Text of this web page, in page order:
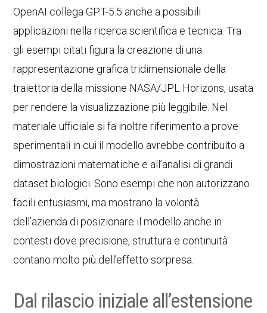
OpenAI collega GPT-5.5 anche a possibili
applicazioni nella ricerca scientifica e tecnica. Tra
gli esempi citati figura la creazione di una
rappresentazione grafica tridimensionale della
traiettoria della missione NASA/JPL Horizons, usata
per rendere la visualizzazione più leggibile. Nel
materiale ufficiale si fa inoltre riferimento a prove
sperimentali in cui il modello avrebbe contribuito a
dimostrazioni matematiche e all’analisi di grandi
dataset biologici. Sono esempi che non autorizzano
facili entusiasmi, ma mostrano la volontà
dell’azienda di posizionare il modello anche in
contesti dove precisione, struttura e continuità
contano molto più dell’effetto sorpresa.
Dal rilascio iniziale all’estensione